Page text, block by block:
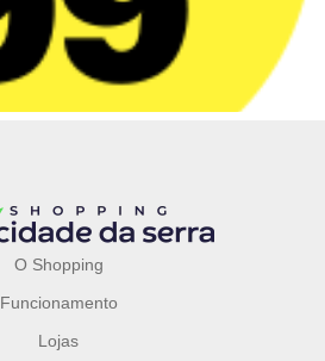
O Shopping
Funcionamento
Lojas